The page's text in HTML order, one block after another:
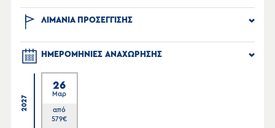
ΛΙΜΑΝΙΑ ΠΡΟΣΕΓΓΙΣΗΣ
ΗΜΕΡΟΜΗΝΙΕΣ ΑΝΑΧΩΡΗΣΗΣ
2027
26
Μαρ
από
579€